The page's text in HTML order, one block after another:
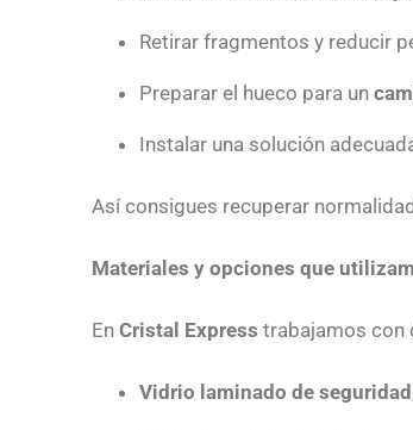
Retirar fragmentos y reducir
Preparar el hueco para un
Instalar una solución
Así consigues recuperar
Materiales y opciones que
EnCristal Express trabajamos con
Vidrio laminado de seguridad